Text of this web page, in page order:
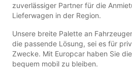
zuverlässiger Partner für die
Lieferwagen in der Region.
Unsere breite Palette an
die passende Lösung, sei es für
Zwecke. Mit Europcar haben Sie
bequem mobil zu bleiben.